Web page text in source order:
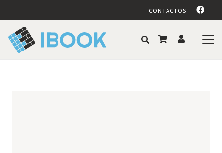
CONTACTOS